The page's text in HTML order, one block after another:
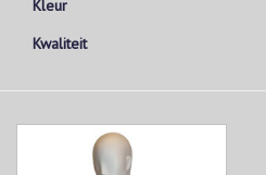
Kleur
Kwaliteit